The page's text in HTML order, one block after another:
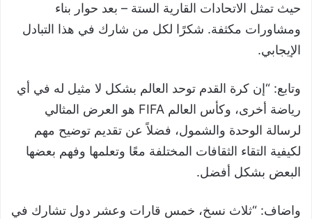
حيث تمثل الاتحادات القارية الستة – بعد حوار بناء
ومشاورات مكثفة. شكرًا لكل من شارك في هذا التبادل
الإيجابي.
وتابع: “إن كرة القدم توحد العالم بشكل لا مثيل له في أي
رياضة أخرى، وكأس العالم FIFA هو العرض المثالي
لرسالة الوحدة والشمول، فضلاً عن تقديم توضيح مهم
لكيفية التقاء الثقافات المختلفة معًا وتعلمها وفهم بعضها
البعض بشكل أفضل.
واضاف: “ثلاث نسخ، خمس قارات وعشر دول تشارك في